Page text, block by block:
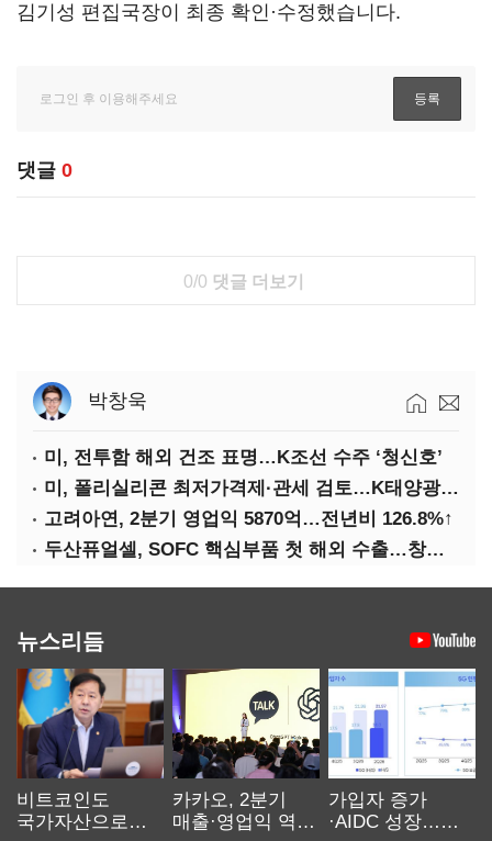
김기성 편집국장이 최종 확인·수정했습니다.
댓글 0
0/0 댓글 더보기
박창욱
미, 전투함 해외 건조 표명…K조선 수주 ‘청신호’
미, 폴리실리콘 최저가격제·관세 검토…K태양광 입지 확대 기대
고려아연, 2분기 영업익 5870억…전년비 126.8%↑
두산퓨얼셀, SOFC 핵심부품 첫 해외 수출…창사 이래 최대 규모
뉴스리듬
비트코인도
국가자산으로…'
카카오, 2분기
매출·영업익 역대
가입자 증가
·AIDC 성장…